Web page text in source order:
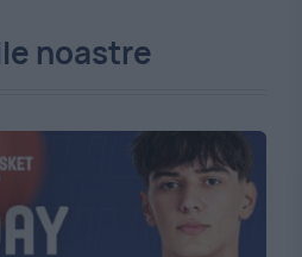
noastre